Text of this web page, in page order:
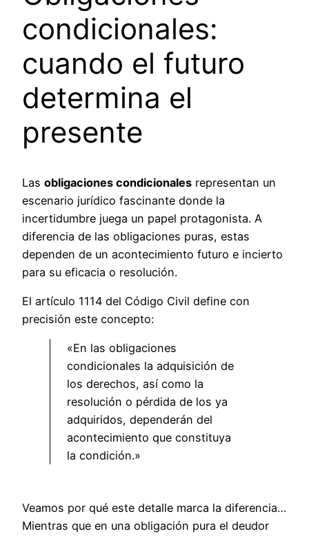
condicionales:
cuando el futuro
determina el
presente
Las obligaciones condicionales representan un
escenario jurídico fascinante donde la
incertidumbre juega un papel protagonista. A
diferencia de las obligaciones puras, estas
dependen de un acontecimiento futuro e incierto
para su eficacia o resolución.
El artículo 1114 del Código Civil define con
precisión este concepto:
«En las obligaciones
condicionales la adquisición de
los derechos, así como la
resolución o pérdida de los ya
adquiridos, dependerán del
acontecimiento que constituya
la condición.»
Veamos por qué este detalle marca la diferencia…
Mientras que en una obligación pura el deudor